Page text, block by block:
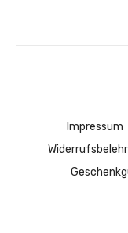
Impressum